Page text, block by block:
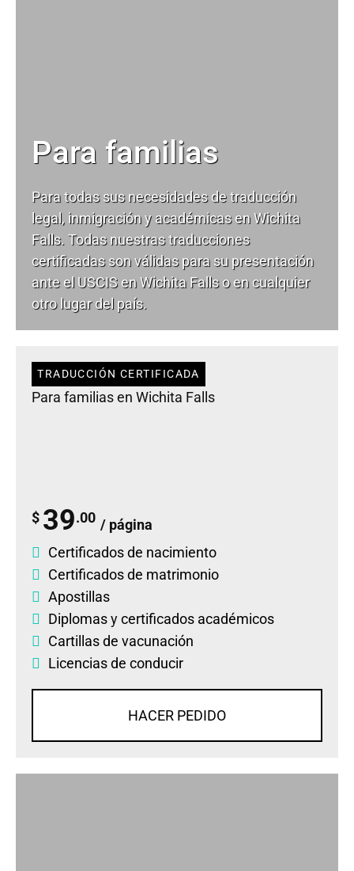
Para familias
Para todas sus necesidades detraducción
legal, inmigración y académicas en Wichita
Falls. Todas nuestras traducciones
certificadas son válidas para su presentación
ante el USCIS en Wichita Falls o en cualquier
otro lugar del país.
TRADUCCIÓN CERTIFICADA
Para familias en Wichita Falls
$ 39.00 / página
Certificados de nacimiento
Certificados de matrimonio
Apostillas
Diplomasycertificados académicos
Cartillas de vacunación
Licencias de conducir
HACER PEDIDO